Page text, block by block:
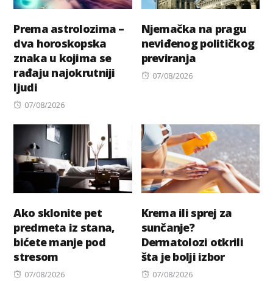
Prema astrolozima –
dva horoskopska
znaka u kojima se
rađaju najokrutniji
ljudi
Posted
07/08/2026
Njemačka na pragu
neviđenog političkog
previranja
Posted
07/08/2026
Ako sklonite pet
predmeta iz stana,
bićete manje pod
stresom
Posted
07/08/2026
Krema ili sprej za
sunčanje?
Dermatolozi otkrili
šta je bolji izbor
Posted
07/08/2026